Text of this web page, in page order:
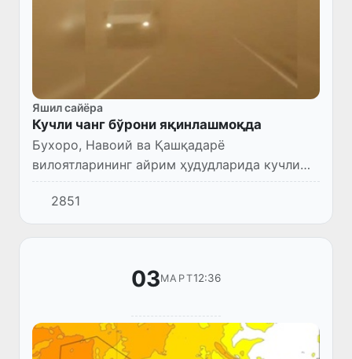
Яшил сайёра
Кучли чанг бўрони яқинлашмоқда
Бухоро, Навоий ва Қашқадарё
вилоятларининг айрим ҳудудларида кучли
шамол кўтарилиши кутилмоқда.
2851
03МАРТ12:36